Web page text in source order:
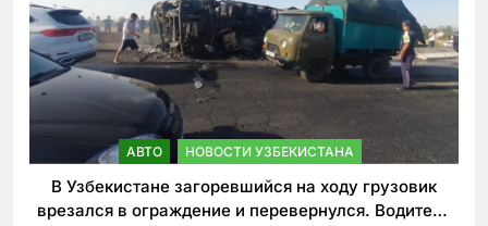
АВТО НОВОСТИ УЗБЕКИСТАНА
В Узбекистане загоревшийся на ходу грузовик
врезался в ограждение и перевернулся. Водитель